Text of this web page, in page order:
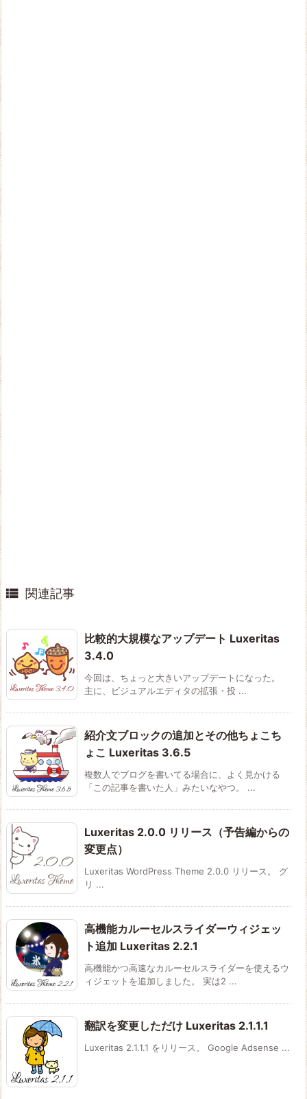
 関連記事
比較的大規模なアップデート Luxeritas
3.4.0
今回は、ちょっと大きいアップデートになった。
主に、ビジュアルエディタの拡張・投 ...
紹介文ブロックの追加とその他ちょこち
ょこ Luxeritas 3.6.5
複数人でブログを書いてる場合に、よく見かける
「この記事を書いた人」みたいなやつ。 ...
Luxeritas 2.0.0 リリース（予告編からの
変更点）
Luxeritas WordPress Theme 2.0.0 リリース。 グ
リ ...
高機能カルーセルスライダーウィジェッ
ト追加 Luxeritas 2.2.1
高機能かつ高速なカルーセルスライダーを使えるウ
ィジェットを追加しました。 実は2 ...
翻訳を変更しただけ Luxeritas 2.1.1.1
Luxeritas 2.1.1.1 をリリース。 Google Adsense ...